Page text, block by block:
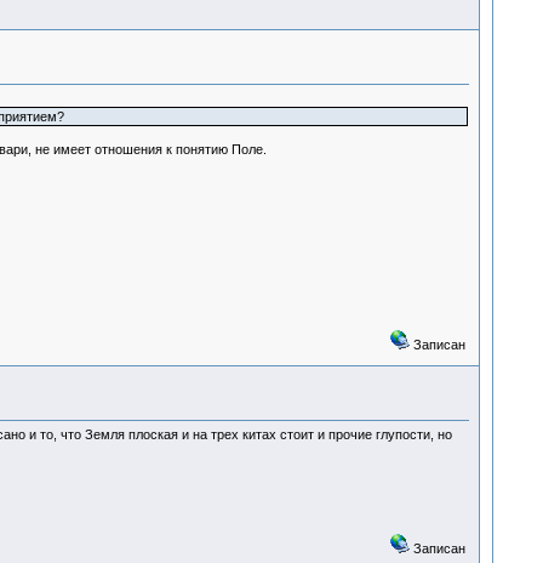
не имеет отношения к понятию Поле.
Записан
и то, что Земля плоская и на трех китах стоит и прочие глупости, но
Записан